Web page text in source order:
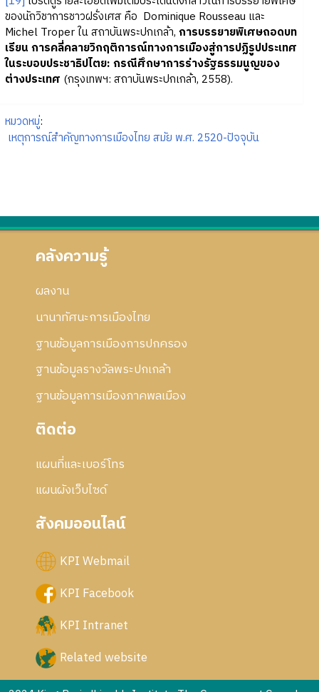
ของนักวิชาการชาวฝรั่งเศส คือ Dominique Rousseau และ
Michel Troper ใน สถาบันพระปกเกล้า, การบรรยายพิเศษถอดบท
เรียน การคลี่คลายวิกฤติการณ์ทางการเมืองสู่การปฏิรูปประเทศ
ในระบอบประชาธิปไตย: กรณีศึกษาการร่างรัฐธรรมนูญของ
ต่างประเทศ (กรุงเทพฯ: สถาบันพระปกเกล้า, 2558).
หมวดหมู่:
เหตุการณ์สำคัญทางการเมืองไทย สมัย พ.ศ. 2520-ปัจจุบัน
คลังความรู้
ผลงาน
นานาทัศนะการเมืองไทย
ฐานข้อมูลการเมืองการปกครอง
ฐานข้อมูลรางวัลพระปกเกล้า
ฐานข้อมูลการเมืองภาคพลเมือง
ติดต่อ
แผนที่และเบอร์โทร
แผนผังเว็บไซด์
สังคมออนไลน์
KPI Webmail
KPI Facebook
KPI Intranet
Related website